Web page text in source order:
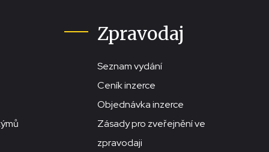
Zpravodaj
Seznam vydání
Ceník inzerce
Objednávka inzerce
Zásady pro zveřejnění ve
zpravodaji